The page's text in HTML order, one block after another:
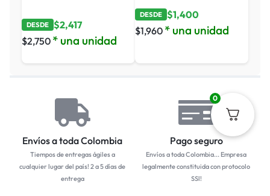
DESDE $2,417
$2,750 * una unidad
DESDE $1,400
$1,960 * una unidad
Envíos a toda Colombia
Tiempos de entregas ágiles a
cualquier lugar del país! 2 a 5 días de
entrega
Pago seguro
Envíos a toda Colombia... Empresa
legalmente constituida con protocolo
SSl!
0